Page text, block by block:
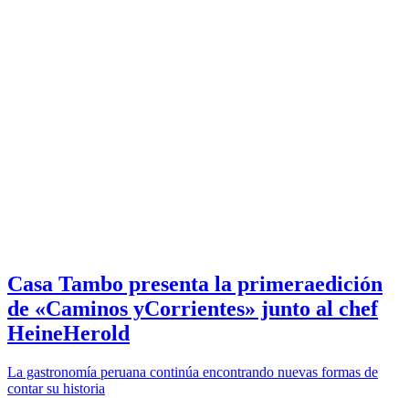
Casa Tambo presenta la primeraedición
de «Caminos yCorrientes» junto al chef
HeineHerold
La gastronomía peruana continúa encontrando nuevas formas de
contar su historia